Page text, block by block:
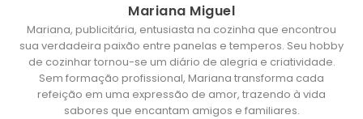
Mariana Miguel
Mariana, publicitária, entusiasta na cozinha que encontrou
sua verdadeira paixão entre panelas e temperos. Seu hobby
de cozinhar tornou-se um diário de alegria e criatividade.
Sem formação profissional, Mariana transforma cada
refeição em uma expressão de amor, trazendo à vida
sabores que encantam amigos e familiares.